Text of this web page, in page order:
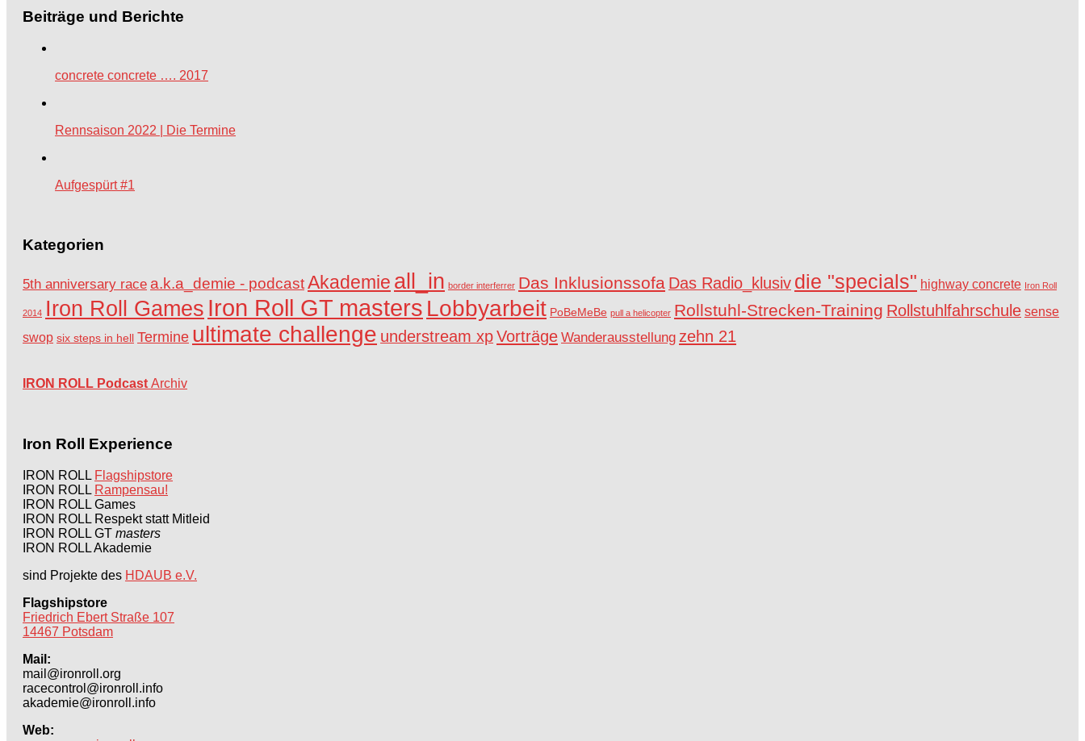
Beiträge und Berichte
concrete concrete …. 2017
Rennsaison 2022 | Die Termine
Aufgespürt #1
Kategorien
5th anniversary race a.k.a_demie - podcastAkademie all_in border interferrer Das Inklusionssofa Das Radio_klusiv die "specials" highway concrete Iron Roll
2014 Iron Roll Games Iron Roll GT masters Lobbyarbeit PoBeMeBe pull a helicopter Rollstuhl-Strecken-Training Rollstuhlfahrschule sense
swop six steps in hell Termine ultimate challenge understream xpVorträge Wanderausstellung zehn 21
IRON ROLL Podcast Archiv
Iron Roll Experience
IRON ROLL Flagshipstore
IRON ROLL Rampensau!
IRON ROLL Games
IRON ROLL Respekt statt Mitleid
IRON ROLL GT masters
IRON ROLL Akademie
sind Projekte des HDAUB e.V.
Flagshipstore
Friedrich Ebert Straße 107
14467 Potsdam
Mail:
mail@ironroll.org
racecontrol@ironroll.info
akademie@ironroll.info
Web: